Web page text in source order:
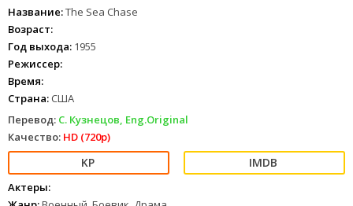
Название:The Sea Chase
Возраст:
Год выхода: 1955
Режиссер:
Время:
Страна: США
Перевод: С. Кузнецов, Eng.Original
Качество: HD (720p)
Актеры: